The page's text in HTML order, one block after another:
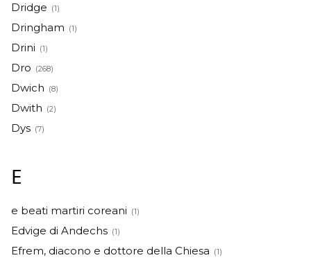
Dridge (1)
Dringham (1)
Drini (1)
Dro (268)
Dwich (8)
Dwith (2)
Dys (7)
E
e beati martiri coreani (1)
Edvige di Andechs (1)
Efrem, diacono e dottore della Chiesa (1)